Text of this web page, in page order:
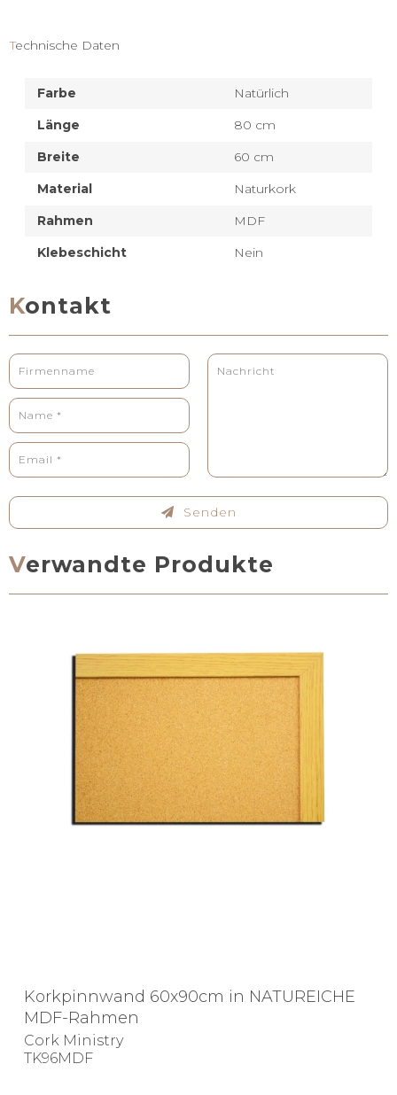
Technische Daten
Farbe
Natürlich
Länge
80 cm
Breite
60 cm
Material
Naturkork
Rahmen
MDF
Klebeschicht
Nein
Kontakt
Senden
Verwandte Produkte
Korkpinnwand 60x90cm in NATUREICHE
MDF-Rahmen
Cork Ministry
TK96MDF